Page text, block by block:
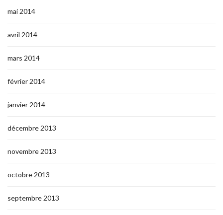
mai 2014
avril 2014
mars 2014
février 2014
janvier 2014
décembre 2013
novembre 2013
octobre 2013
septembre 2013